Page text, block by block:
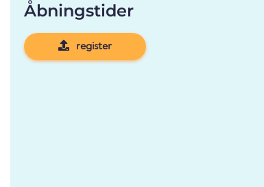
Åbningstider
register